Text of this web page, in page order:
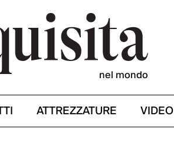
nel mondo
ATTREZZATURE VIDEO